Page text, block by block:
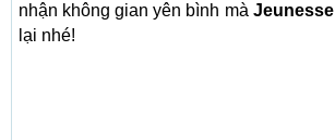
nhận không gian yên bình mà Jeunesse
lại nhé!